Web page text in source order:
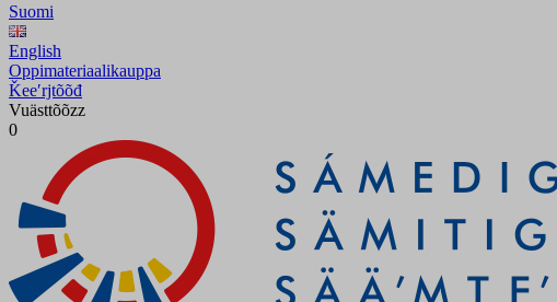
Suomi
English
Oppimateriaalikauppa
Ǩeeʹrjtõõđ
Vuästtõõzz
0